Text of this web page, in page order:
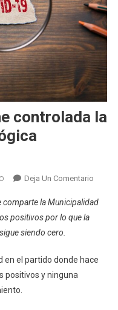
controlada la
Deja Un ComentarioEn
De
La
la Municipalidad
positivos por lo que la
siendo cero.
en el partido donde hace
positivos y ninguna